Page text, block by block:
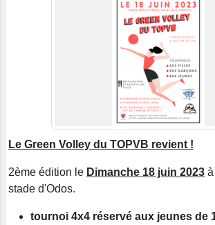
Le Green Volley du TOPVB revient !
2ème édition le Dimanche 18 juin 2023
stade d'Odos.
tournoi 4x4 réservé aux jeunes de